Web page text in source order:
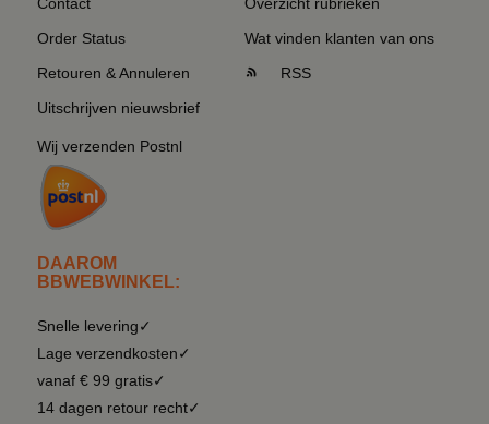
Order Status
Retouren & Annuleren
Uitschrijven nieuwsbrief
Wij verzenden Postnl
DAAROM
BBWEBWINKEL:
Snelle levering✓
Lage verzendkosten✓
vanaf € 99 gratis✓
14 dagen retour recht✓
Wat vinden klanten van ons
RSS